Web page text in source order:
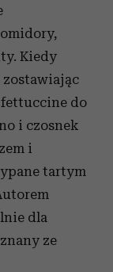
Kiedy
zostawiając
fettuccine do
i czosnek
i
tartym
dla
ze